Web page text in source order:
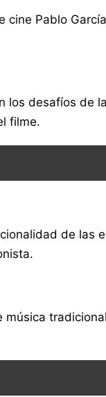
Pablo
los desafíos de
filme.
de las